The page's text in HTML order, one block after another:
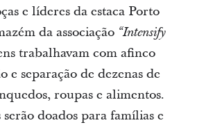
e líderes da estaca Porto
da associação “Intensify
trabalhavam com afinco
e separação de dezenas de
roupas e alimentos.
serão doados para famílias e